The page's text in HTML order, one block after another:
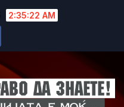
2:35:24 AM